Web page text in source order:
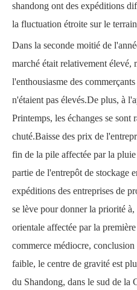
shandong ont des expéditions
la fluctuation étroite sur le
Dans la seconde moitié de
marché était relativement élevé,
l'enthousiasme des
n'étaient pas élevés.De plus, à
Printemps, les échanges se sont
chuté.Baisse des prix de
fin de la pile affectée par la
partie de l'entrepôt de stockage
expéditions des entreprises de
se lève pour donner la priorité
orientale affectée par la
commerce médiocre,
faible, le centre de gravité est
du Shandong, dans le sud de la